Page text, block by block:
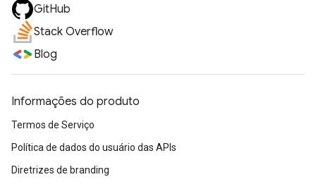
GitHub
Stack Overflow
Blog
Informações do produto
Termos de Serviço
Política de dados do usuário das APIs
Diretrizes de branding